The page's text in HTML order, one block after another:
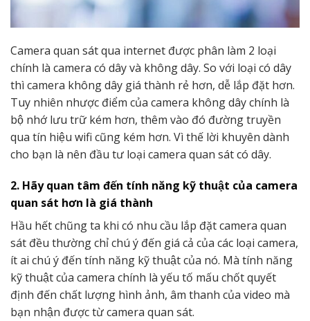
Camera quan sát qua internet được phân làm 2 loại
chính là camera có dây và không dây. So với loại có dây
thì camera không dây giá thành rẻ hơn, dễ lắp đặt hơn.
Tuy nhiên nhược điểm của camera không dây chính là
bộ nhớ lưu trữ kém hơn, thêm vào đó đường truyền
qua tín hiệu wifi cũng kém hơn. Vì thế lời khuyên dành
cho bạn là nên đầu tư loại camera quan sát có dây.
2. Hãy quan tâm đến tính năng kỹ thuật của camera
quan sát hơn là giá thành
Hầu hết chũng ta khi có nhu cầu lắp đặt camera quan
sát đều thường chỉ chú ý đến giá cả của các loại camera,
ít ai chú ý đến tính năng kỹ thuật của nó. Mà tính năng
kỹ thuật của camera chính là yếu tố mấu chốt quyết
định đến chất lượng hình ảnh, âm thanh của video mà
bạn nhận được từ camera quan sát.